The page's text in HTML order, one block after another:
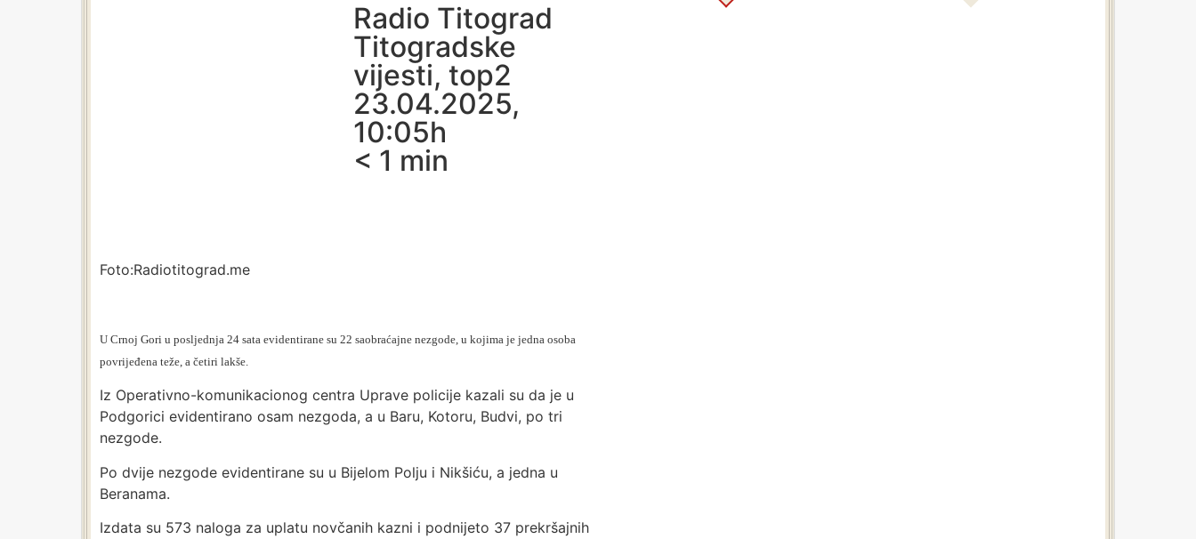
Radio Titograd
Titogradske
vijesti, top2
23.04.2025,
10:05h
< 1 min
Foto:Radiotitograd.me
U Crnoj Gori u posljednja 24 sata evidentirane su 22 saobraćajne nezgode, u kojima je jedna osoba
povrijeđena teže, a četiri lakše.
Iz Operativno-komunikacionog centra Uprave policije kazali su da je u
Podgorici evidentirano osam nezgoda, a u Baru, Kotoru, Budvi, po tri
nezgode.
Po dvije nezgode evidentirane su u Bijelom Polju i Nikšiću, a jedna u
Beranama.
Izdata su 573 naloga za uplatu novčanih kazni i podnijeto 37 prekršajnih